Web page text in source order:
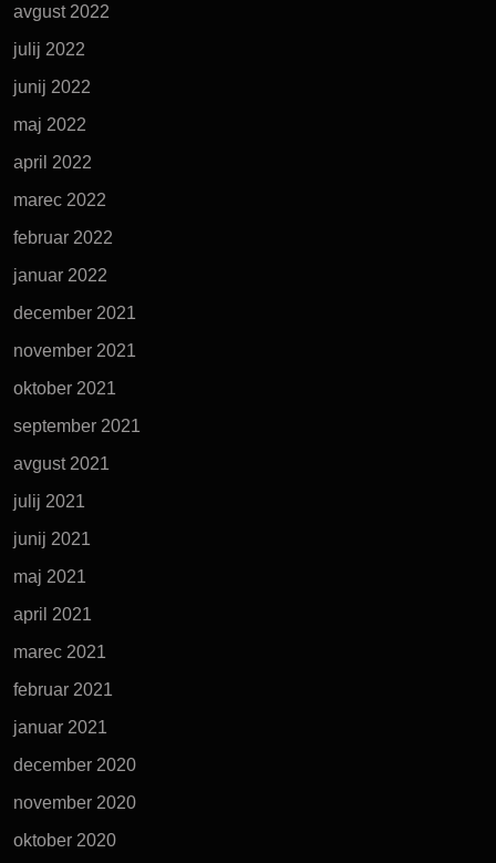
avgust 2022
julij 2022
junij 2022
maj 2022
april 2022
marec 2022
februar 2022
januar 2022
december 2021
november 2021
oktober 2021
september 2021
avgust 2021
julij 2021
junij 2021
maj 2021
april 2021
marec 2021
februar 2021
januar 2021
december 2020
november 2020
oktober 2020